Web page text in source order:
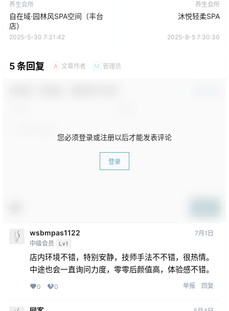
养生会所
自在域·园林风SPA空间（丰台
店）
2025-5-30 7:31:42
养生会所
沐悦轻柔SPA
2025-8-5 7:30:30
5 条回复 A 文章作者 M 管理员
您必须登录或注册以后才能发表评论
登录
wsbmpas1122
中级会员 Lv1
7月1日
店内环境不错，特别安静，技师手法不不错，很热情。
中途也会一直询问力度，零零后颜值高，体验感不错。
0 0 举报 回复